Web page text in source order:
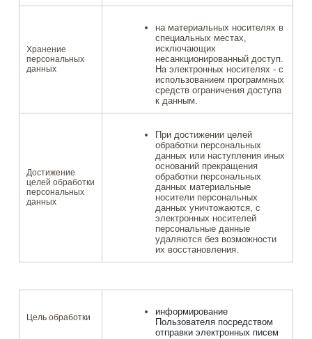
Хранение
персональных
данных
на материальных носителях в
специальных местах,
исключающих
несанкционированный доступ.
На электронных носителях - с
использованием программных
средств ограничения доступа
к данным.
Достижение
целей обработки
персональных
данных
При достижении целей
обработки персональных
данных или наступления иных
оснований прекращения
обработки персональных
данных материальные
носители персональных
данных уничтожаются, с
электронных носителей
персональные данные
удаляются без возможности
их восстановления.
Цель обработки
информирование
Пользователя посредством
отправки электронных писем